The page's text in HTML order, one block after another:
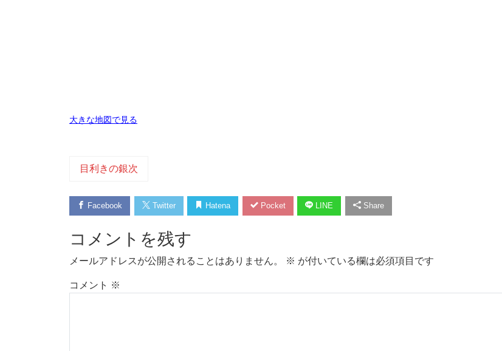
大きな地図で見る
目利きの銀次
Facebook Twitter Hatena Pocket LINE Share
コメントを残す
メールアドレスが公開されることはありません。 ※ が付いている欄は必須項目です
コメント ※